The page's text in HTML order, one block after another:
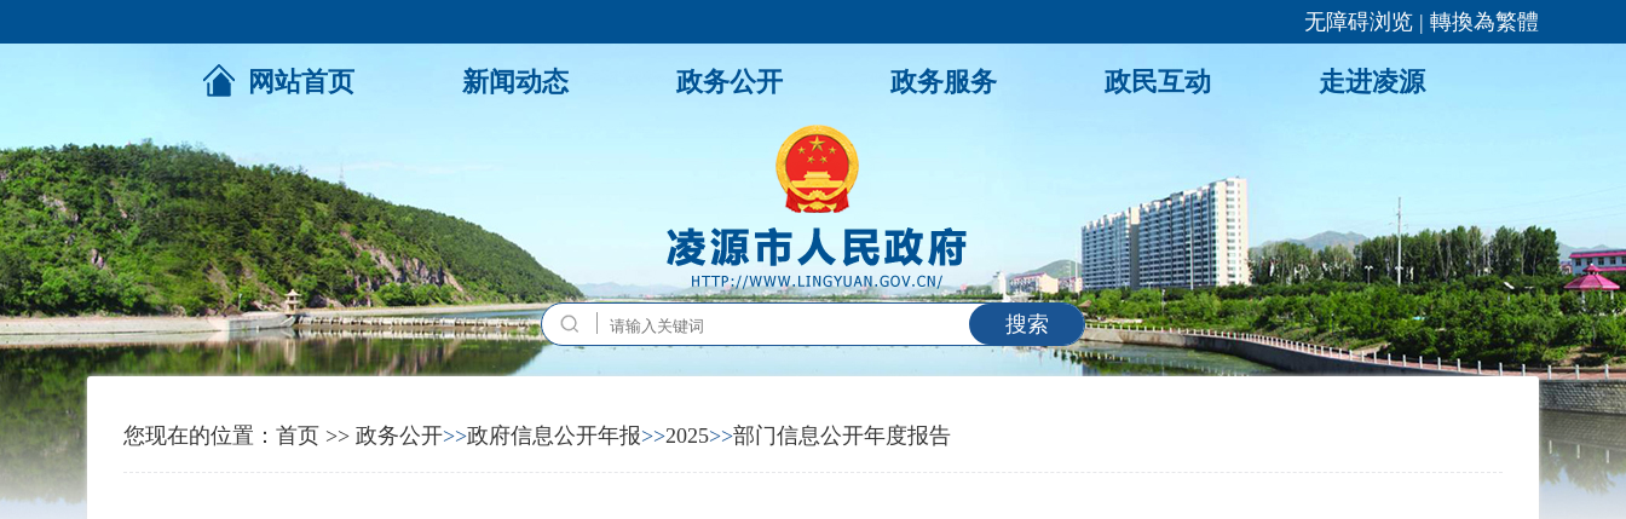
无障碍浏览 | 轉換為繁體
网站首页 新闻动态 政务公开 政务服务 政民互动 走进凌源
搜索
您现在的位置： 首页 >> 政务公开>>政府信息公开年报>>2025>>部门信息公开年度报告